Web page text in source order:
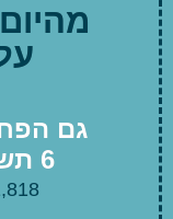
גם
6 תשלומים של 303 ₪
1,818 ₪